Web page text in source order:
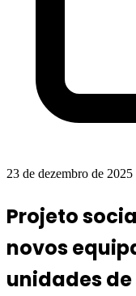
23 de dezembro de 2025
Projeto
novos
unidades